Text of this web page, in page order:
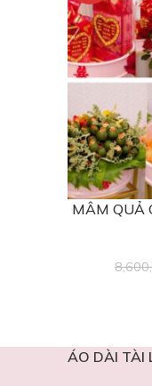
MÂM QUẢ
ÁO DÀI TÀI